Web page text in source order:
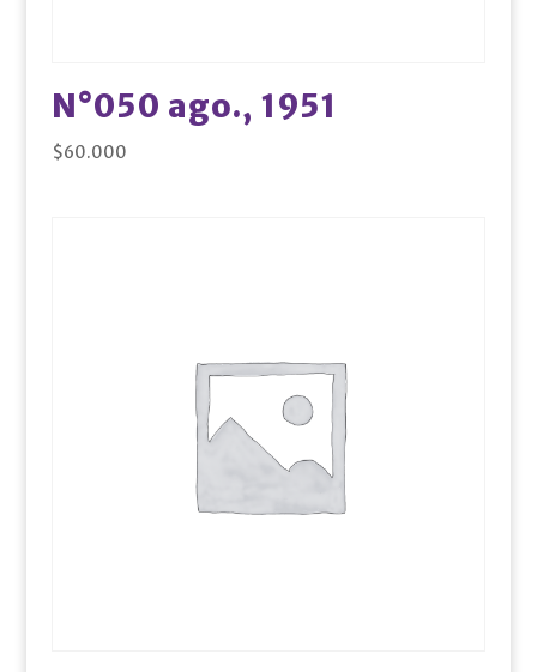
N°050 ago., 1951
$60.000